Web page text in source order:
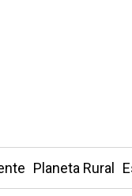
Planeta Rural